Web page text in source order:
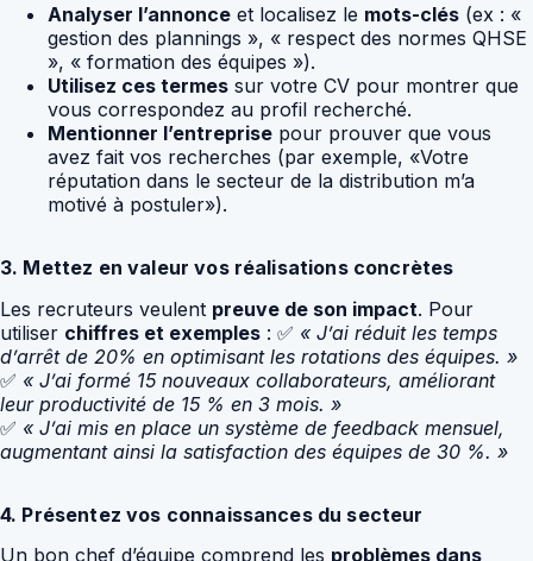
Analyser l’annonce et localisez le mots-clés (ex : «
gestion des plannings », « respect des normes QHSE
», « formation des équipes »).
Utilisez ces termes sur votre CV pour montrer que
vous correspondez au profil recherché.
Mentionner l’entreprise pour prouver que vous
avez fait vos recherches (par exemple, «Votre
réputation dans le secteur de la distribution m’a
motivé à postuler»).
3. Mettez en valeur vos réalisations concrètes
Les recruteurs veulent preuve de son impact. Pour
utiliser chiffres et exemples : ✅ « J’ai réduit les temps
d’arrêt de 20% en optimisant les rotations des équipes. »
✅ « J’ai formé 15 nouveaux collaborateurs, améliorant
leur productivité de 15 % en 3 mois. »
✅ « J’ai mis en place un système de feedback mensuel,
augmentant ainsi la satisfaction des équipes de 30 %. »
4. Présentez vos connaissances du secteur
Un bon chef d’équipe comprend les problèmes dans